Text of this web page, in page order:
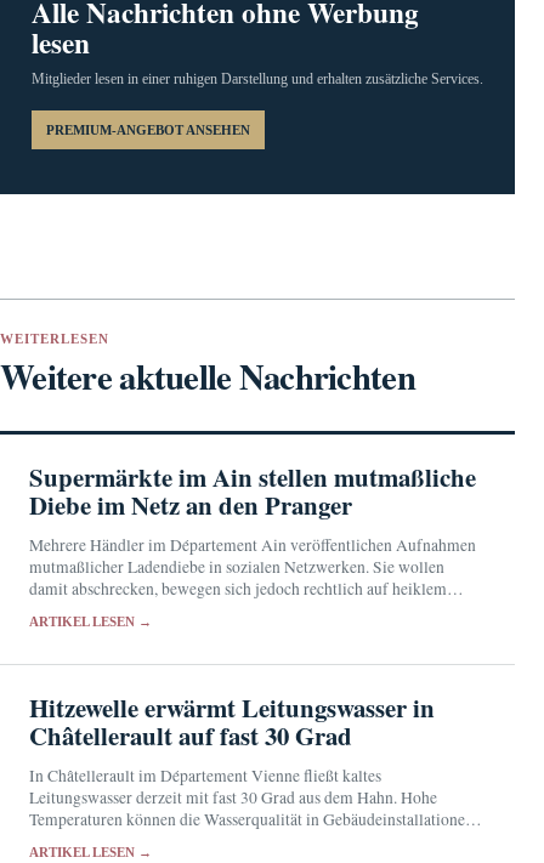
Alle Nachrichten ohne Werbung
lesen
Mitglieder lesen in einer ruhigen Darstellung und erhalten zusätzliche Services.
PREMIUM-ANGEBOT ANSEHEN
WEITERLESEN
Weitere aktuelle Nachrichten
Supermärkte im Ain stellen mutmaßliche
Diebe im Netz an den Pranger
Mehrere Händler im Département Ain veröffentlichen Aufnahmen
mutmaßlicher Ladendiebe in sozialen Netzwerken. Sie wollen
damit abschrecken, bewegen sich jedoch rechtlich auf heiklem
ARTIKEL LESEN →
Hitzewelle erwärmt Leitungswasser in
Châtellerault auf fast 30 Grad
In Châtellerault im Département Vienne fließt kaltes
Leitungswasser derzeit mit fast 30 Grad aus dem Hahn. Hohe
Temperaturen können die Wasserqualität in Gebäudeinstallationen
ARTIKEL LESEN →